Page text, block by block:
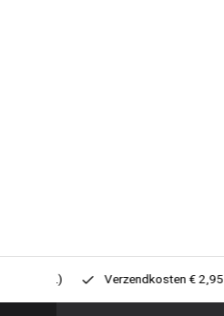
Verzendkosten € 2,95 (NL)